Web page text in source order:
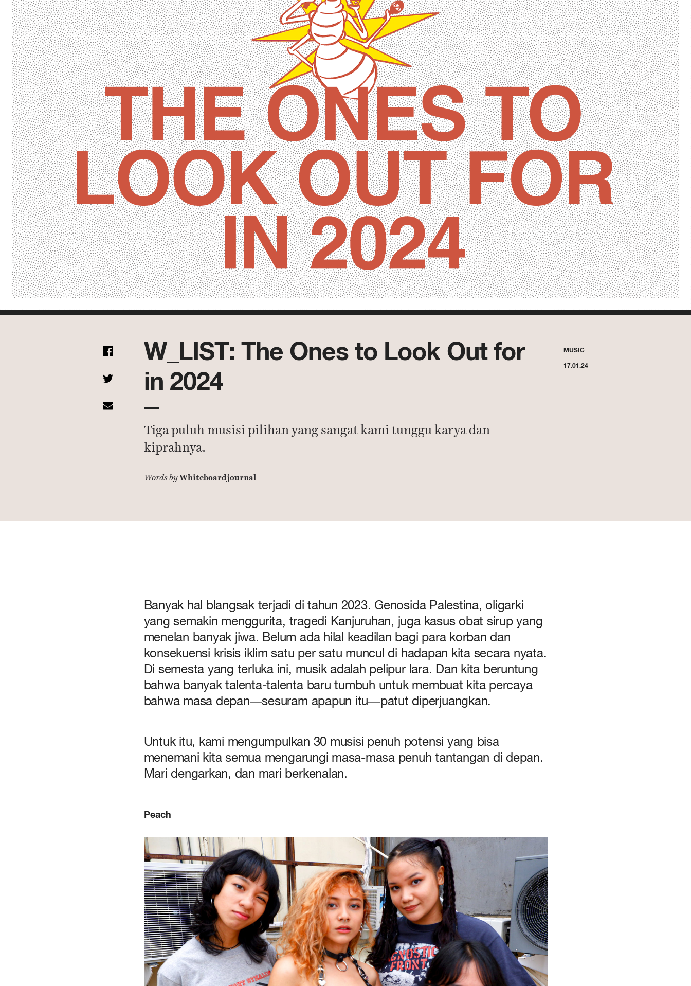
MUSIC
17.01.24
W_LIST: The Ones to Look Out for
in 2024
Tiga puluh musisi pilihan yang sangat kami tunggu karya dan
kiprahnya.
Words byWhiteboardjournal
Banyak hal blangsak terjadi di tahun 2023. Genosida Palestina, oligarki
yang semakin menggurita, tragedi Kanjuruhan, juga kasus obat sirup yang
menelan banyak jiwa. Belum ada hilal keadilan bagi para korban dan
konsekuensi krisis iklim satu per satu muncul di hadapan kita secara nyata.
Di semesta yang terluka ini, musik adalah pelipur lara. Dan kita beruntung
bahwa banyak talenta-talenta baru tumbuh untuk membuat kita percaya
bahwa masa depan—sesuram apapun itu—patut diperjuangkan.
Untuk itu, kami mengumpulkan 30 musisi penuh potensi yang bisa
menemani kita semua mengarungi masa-masa penuh tantangan di depan.
Mari dengarkan, dan mari berkenalan.
Peach